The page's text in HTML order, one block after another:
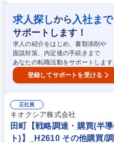
原材料、部品、サービス等の調達コ
得、契約書締結等の一連の実務 ■部
納期管理・品質管理体制の構築・運
改善要求、リスク抽出・未然防止
に向けた在庫状況の把握や各部門との連携業務 募集職種
体ドライブ(SSD)製造装置の生産
求人探しから 入社まで
サポートします！
求人の紹介をはじめ、書類添削や
面談対策、内定後の手続きまで
あなたの転職活動をサポートします
登録してサポートを受ける
正社員
キオクシア株式会社
田町【戦略調達・購買(半
ト)】_H2610 その他購買/